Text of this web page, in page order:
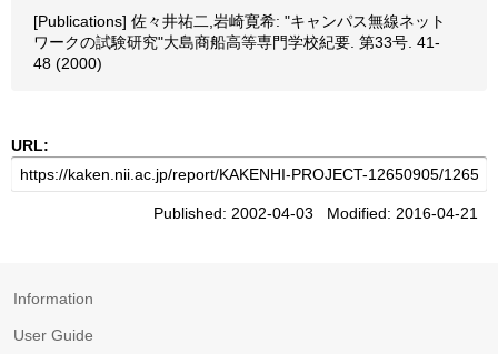
[Publications] 佐々井祐二,岩崎寛希: "キャンパス無線ネット
ワークの試験研究"大島商船高等専門学校紀要. 第33号. 41-
48 (2000)
URL:
Published: 2002-04-03 Modified: 2016-04-21
Information
User Guide